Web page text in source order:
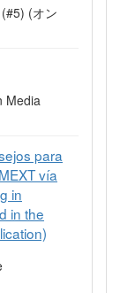
(オン
Media
para
vía
in
in the